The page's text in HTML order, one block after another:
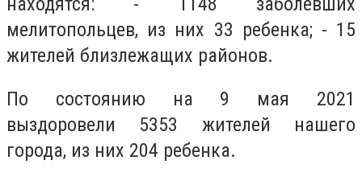
мелитопольцев, из них 33 ребенка; - 15
жителей близлежащих районов.
По состоянию на 9 мая 2021
выздоровели 5353 жителей нашего
города, из них 204 ребенка.